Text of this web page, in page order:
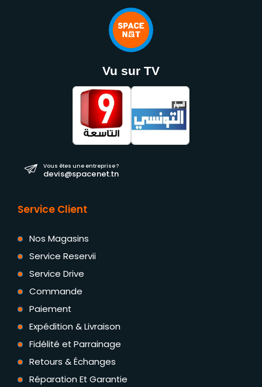
Vu sur TV
Vous êtes une entreprise ?
devis@spacenet.tn
Service Client
Nos Magasins
Service Reservii
Service Drive
Commande
Paiement
Expédition & Livraison
Fidélité et Parrainage
Retours & Échanges
Réparation Et Garantie